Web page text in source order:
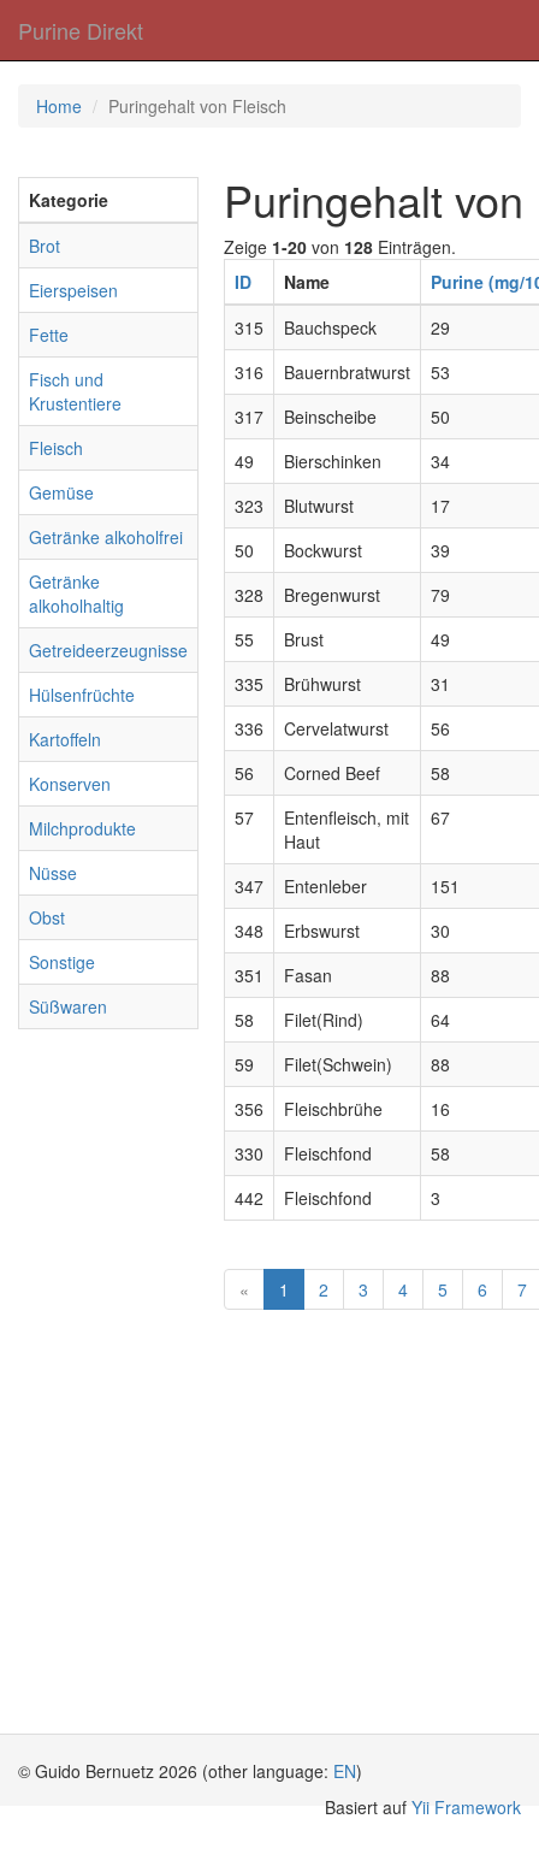
Purine Direkt
Home Puringehalt von Fleisch
Kategorie
Brot
Eierspeisen
Fette
Fisch und
Krustentiere
Fleisch
Gemüse
Getränke alkoholfrei
Getränke
alkoholhaltig
Getreideerzeugnisse
Hülsenfrüchte
Kartoffeln
Konserven
Milchprodukte
Nüsse
Obst
Sonstige
Süßwaren
Puringehalt
Zeige 1-20 von 128 Einträgen.
ID
Name
Purine (mg/
315
Bauchspeck
29
316
Bauernbratwurst
53
317
Beinscheibe
50
49
Bierschinken
34
323
Blutwurst
17
50
Bockwurst
39
328
Bregenwurst
79
55
Brust
49
335
Brühwurst
31
336
Cervelatwurst
56
56
Corned Beef
58
57
Entenfleisch, mit
Haut
67
347 Entenleber
151
348
Erbswurst
30
351
Fasan
88
58
Filet(Rind)
64
59
Filet(Schwein)
88
356
Fleischbrühe
16
330
Fleischfond
58
442
Fleischfond 3
« 1 2 3 4 5 6 7
© Guido Bernuetz 2026 (other language: EN)
Basiert auf Yii Framework